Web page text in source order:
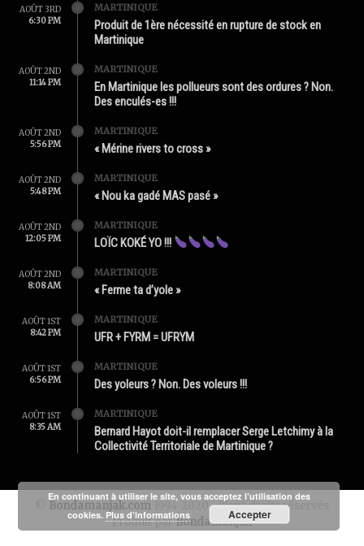
AOÛT 3RD
6:30 PM
MARTINIQUE
Produit de 1ère nécessité en rupture de stock en
Martinique
AOÛT 2ND
11:14 PM
MARTINIQUE
En Martinique les pollueurs sont des ordures ? Non.
Des enculés-es !!!
AOÛT 2ND
5:56 PM
MARTINIQUE
« Mérine rivers to cross »
AOÛT 2ND
5:48 PM
MARTINIQUE
« Nou ka gadé MAS pasé »
AOÛT 2ND
12:05 PM
MARTINIQUE
LOÏC KOKÉ YO !!!
AOÛT 2ND
8:08 AM
MARTINIQUE
« Ferme ta d’yole »
AOÛT 1ST
8:42 PM
MARTINIQUE
UFR + FYRM = UFRYM
AOÛT 1ST
6:56 PM
MARTINIQUE
Des yoleurs ? Non. Des voleurs !!!
AOÛT 1ST
8:35 AM
MARTINIQUE
Bernard Hayot doit-il remplacer Serge Letchimy à la
Collectivité Territoriale de Martinique ?
Bondamanjak.com 1994-2020 - Tous droits réservés
Produit parBondamanjak
En continuant à utiliser le site, vous acceptez l’utilisation des
cookies. Plus d’informations Accepter